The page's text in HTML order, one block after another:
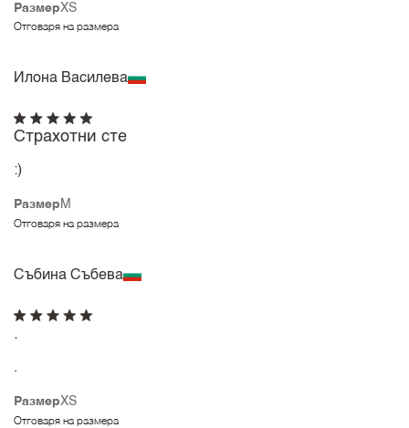
РазмерXS
Отговаря на размера
Илона Василева
Размер M
Отговаря на размера
Страхотни сте
:)
Събина Събева
РазмерXS
Отговаря на размера
.
.